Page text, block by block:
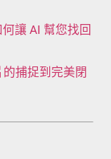
讓 AI 幫您找回
捕捉到完美閉